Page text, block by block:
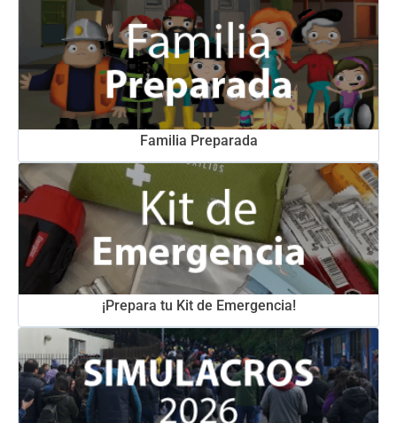
Familia Preparada
¡Prepara tu Kit de Emergencia!